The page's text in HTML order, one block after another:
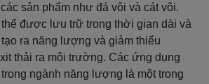
sản phẩm như đá vôi và cát vôi.
được lưu trữ trong thời gian dài và
ra năng lượng và giảm thiểu
thải ra môi trường. Các ứng dụng
ngành năng lượng là một trong